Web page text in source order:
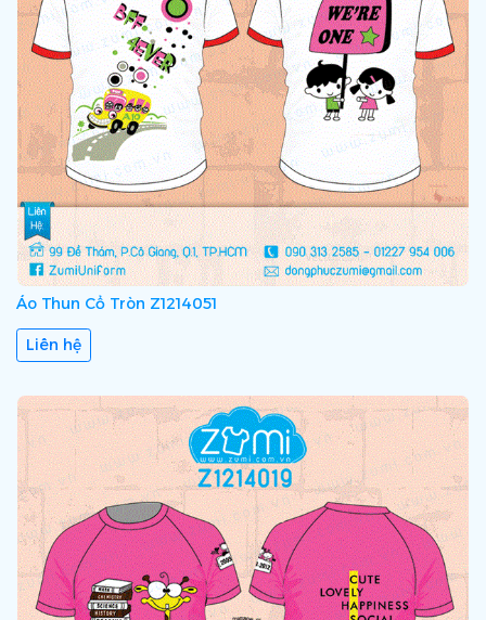
Áo Thun Cổ Tròn Z1214051
Liên hệ